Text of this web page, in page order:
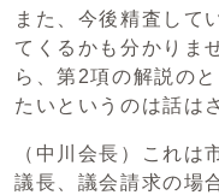
また、今後精査して
てくるかも分かりま
ら、第2項の解説の
たいというのは話は
（中川会長）これは
議長、議会請求の場